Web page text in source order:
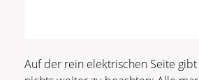
Auf der rein elektrischen Seite gibt